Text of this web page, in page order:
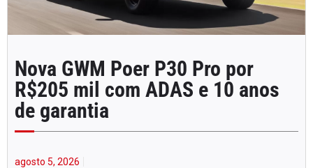
Nova GWM Poer P30 Pro por
R$205 mil com ADAS e 10 anos
de garantia
agosto 5, 2026